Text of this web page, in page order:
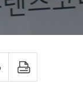
프린트하기